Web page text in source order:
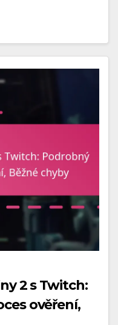
2 s Twitch:
ověření,